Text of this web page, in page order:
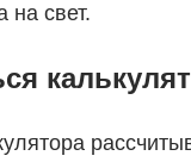
свет.